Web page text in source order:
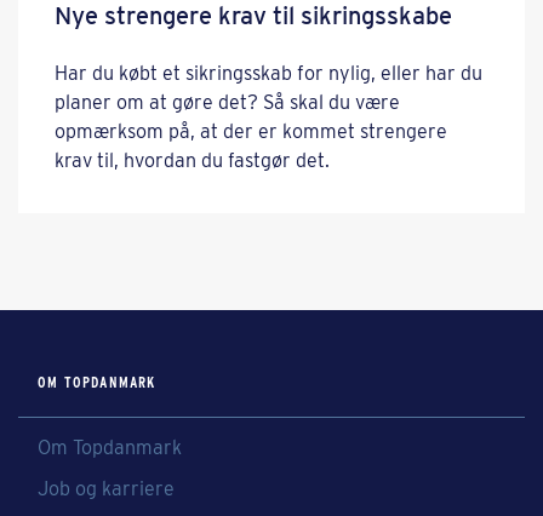
Nye strengere krav til sikringsskabe
Har du købt et sikringsskab for nylig, eller har du
planer om at gøre det? Så skal du være
opmærksom på, at der er kommet strengere
krav til, hvordan du fastgør det.
OM TOPDANMARK
Om Topdanmark
Job og karriere